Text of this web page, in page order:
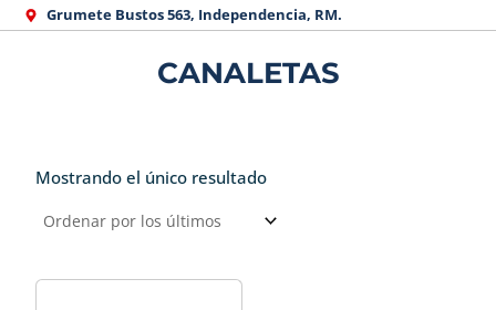
Grumete Bustos 563, Independencia, RM.
CANALETAS
Mostrando el único resultado